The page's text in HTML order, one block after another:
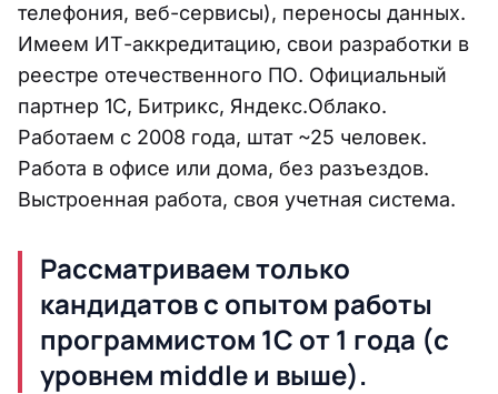
телефония, веб-сервисы), переносы данных.
Имеем ИТ-аккредитацию, свои разработки в
реестре отечественного ПО. Официальный
партнер 1С, Битрикс, Яндекс.Облако.
Работаем с 2008 года, штат ~25 человек.
Работа в офисе или дома, без разъездов.
Выстроенная работа, своя учетная система.
Рассматриваем только
кандидатов с опытом работы
программистом 1С от 1 года (с
уровнем middle и выше).